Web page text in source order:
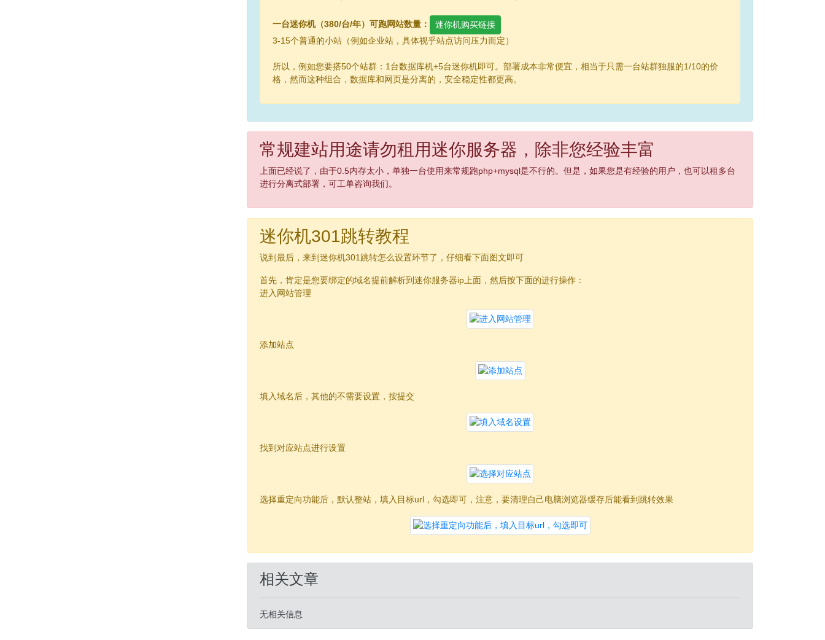
一台迷你机（380/台/年）可跑网站数量：
迷你机购买链接
3-15个普通的小站（例如企业站，具体视乎站点访问压力而定）
所以，例如您要搭50个站群：1台数据库机+5台迷你机即可。部署成本非常便宜，相当于只需一台站群独服的1/10的价
格，然而这种组合，数据库和网页是分离的，安全稳定性都更高。
常规建站用途请勿租用迷你服务器，除非您经验丰富
上面已经说了，由于0.5内存太小，单独一台使用来常规跑php+mysql是不行的。但是，如果您是有经验的用户，也可以租多台
进行分离式部署，可工单咨询我们。
迷你机301跳转教程
说到最后，来到迷你机301跳转怎么设置环节了，仔细看下面图文即可
首先，肯定是您要绑定的域名提前解析到迷你服务器ip上面，然后按下面的进行操作：
进入网站管理
添加站点
填入域名后，其他的不需要设置，按提交
找到对应站点进行设置
选择重定向功能后，默认整站，填入目标url，勾选即可，注意，要清理自己电脑浏览器缓存后能看到跳转效果
相关文章
无相关信息